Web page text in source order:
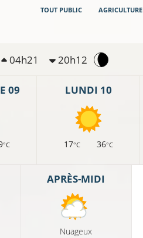
TOUT PUBLIC AGRICULTURE
04h21 20h12
09
°C
LUNDI 10
17°C 36°C
APRÈS-MIDI
Nuageux